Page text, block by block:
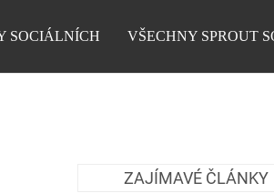
SOCIÁLNÍCH VŠECHNY SPROUT
ZAJÍMAVÉ ČLÁNKY